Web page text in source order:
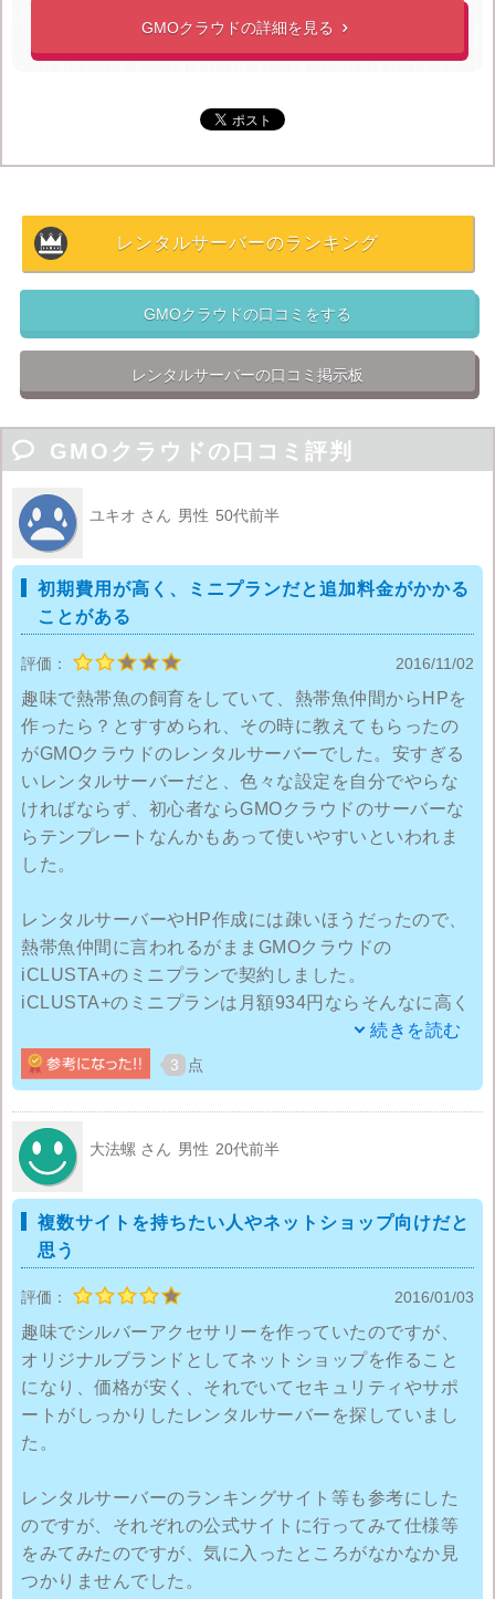
初期費用は他社と比べて高いですが、その分月額料金は
安いのでコストパフォーマンスに優れたレンタルサーバ
また、現在は期間限定で5,000円還元(初期費用 実質0
ーに興味がある方は是非チェックしてみましょう。
GMOクラウドの詳細を見る 
レンタルサーバーのランキング
GMOクラウドの口コミをする
レンタルサーバーの口コミ掲示板
 GMOクラウドの口コミ評判
ユキオ さん 男性 50代前半
初期費用が高く、ミニプランだと追加料金がかかる
ことがある
評価： 2016/11/02
趣味で熱帯魚の飼育をしていて、熱帯魚仲間からHPを
作ったら？とすすめられ、その時に教えてもらったの
がGMOクラウドのレンタルサーバーでした。安すぎる
いレンタルサーバーだと、色々な設定を自分でやらな
ければならず、初心者ならGMOクラウドのサーバーな
らテンプレートなんかもあって使いやすいといわれま
した。
レンタルサーバーやHP作成には疎いほうだったので、
熱帯魚仲間に言われるがままGMOクラウドの
iCLUSTA+のミニプランで契約しました。
iCLUSTA+のミニプランは月額934円ならそんなに高く
ないのでいいかなと思ったのですが、初期費用が5,000
円はちょっと高いなと思いました。
ブラウザからの操作でHPを作ることのできる「Web
Presence Builder」というツールが無料で利用でき、
テンプレートが100種類以上あるというので期待してい
たのですが、HPを作ろうとテンプレートを見てみたの
ですが…。自分のイメージしているものに近いもの
や、いいなと思うテンプレートがなかったので、無料
た。
ブログも作ろうと思ったのですが、GMOクラウドの
iCLUSTA+のミニプランは初期費用、月額ともに税抜
きで1,000円取られるのでアメーバでブログを作って
HPにリンクするという形になってしまいました。ツー
で使えるものがあってもいいと思います。
商業利用なども考えていないので、これだったらもっ
と他の安いレンタルサーバーにしておいた方が良かっ
続きを読む
3 点
大法螺 さん 男性 20代前半
複数サイトを持ちたい人やネットショップ向けだと
思う
評価： 2016/01/03
趣味でシルバーアクセサリーを作っていたのですが、
オリジナルブランドとしてネットショップを作ること
になり、価格が安く、それでいてセキュリティやサポ
ートがしっかりしたレンタルサーバーを探していまし
た。
レンタルサーバーのランキングサイト等も参考にした
のですが、それぞれの公式サイトに行ってみて仕様等
をみてみたのですが、気に入ったところがなかなか見
つかりませんでした。